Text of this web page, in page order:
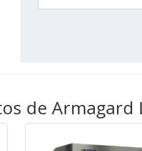
de Armagard